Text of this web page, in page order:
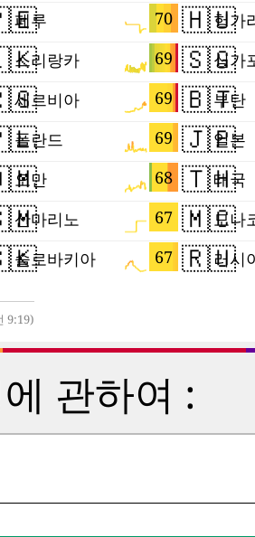
70
페루
69
스리랑카
69
세르비아
69
폴란드
68
오만
67
산마리노
67
슬로바키아
🇭🇺
헝가
🇸🇬
싱가
🇧🇹
부탄
🇯🇵
일본
🇹🇭
태국
🇲🇨
모나
🇷🇺
러시
9:19)
관하여 :